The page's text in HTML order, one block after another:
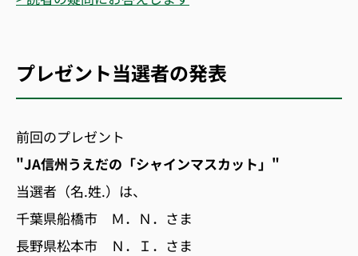
プレゼント当選者の発表
前回のプレゼント
"JA信州うえだの「シャインマスカット」"
当選者（名.姓.）は、
千葉県船橋市 Ｍ．Ｎ．さま
長野県松本市 Ｎ．Ｉ．さま